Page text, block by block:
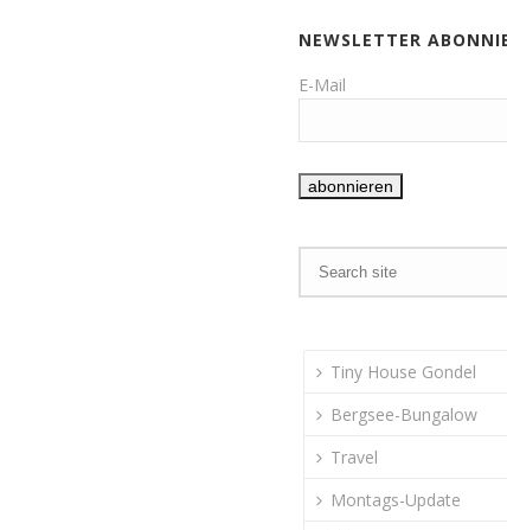
NEWSLETTER
E-Mail
Tiny House Gondel
Bergsee-Bungalow
Travel
Montags-Update